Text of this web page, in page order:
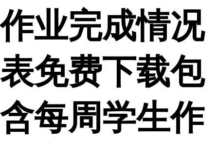
作业完成情况
表免费下载包
含每周学生作